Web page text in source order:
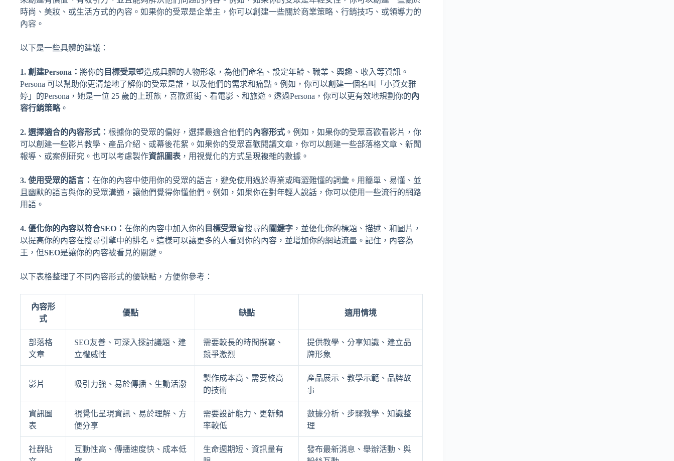
時尚、美妝、或生活方式的內容。如果你的受眾是企業主，你可以創建一些關於商業策略、行銷技巧、或領導力的
內容。
以下是一些具體的建議：
1. 創建Persona： 將你的 目標受眾塑造成具體的人物形象，為他們命名、設定年齡、職業、興趣、收入等資訊。
Persona 可以幫助你更清楚地了解你的受眾是誰，以及他們的需求和痛點。例如，你可以創建一個名叫「小資女雅
婷」的Persona，她是一位 25 歲的上班族，喜歡逛街、看電影、和旅遊。透過Persona，你可以更有效地規劃你的內
容行銷策略。
2. 選擇適合的內容形式： 根據你的受眾的偏好，選擇最適合他們的內容形式 。例如，如果你的受眾喜歡看影片，你
可以創建一些影片教學、產品介紹、或幕後花絮。如果你的受眾喜歡閱讀文章，你可以創建一些部落格文章、新聞
報導、或案例研究。也可以考慮製作資訊圖表 ，用視覺化的方式呈現複雜的數據。
3. 使用受眾的語言： 在你的內容中使用你的受眾的語言，避免使用過於專業或晦澀難懂的詞彙。用簡單、易懂、並
且幽默的語言與你的受眾溝通，讓他們覺得你懂他們。例如，如果你在對年輕人說話，你可以使用一些流行的網路
用語。
4. 優化你的內容以符合SEO： 在你的內容中加入你的 目標受眾會搜尋的 關鍵字 ，並優化你的標題、描述、和圖片，
以提高你的內容在搜尋引擎中的排名。這樣可以讓更多的人看到你的內容，並增加你的網站流量。記住，內容為
王，但SEO是讓你的內容被看見的關鍵。
以下表格整理了不同內容形式的優缺點，方便你參考：
內容形
式
優點 缺點 適用情境
部落格
文章
SEO友善、可深入探討議題、建
立權威性
需要較長的時間撰寫、
競爭激烈
提供教學、分享知識、建立品
牌形象
影片 吸引力強、易於傳播、生動活潑
製作成本高、需要較高
的技術
產品展示、教學示範、品牌故
事
資訊圖
表
視覺化呈現資訊、易於理解、方
便分享
需要設計能力、更新頻
率較低
數據分析、步驟教學、知識整
理
社群貼
互動性高、傳播速度快、成本低
生命週期短、資訊量有
發布最新消息、舉辦活動、與